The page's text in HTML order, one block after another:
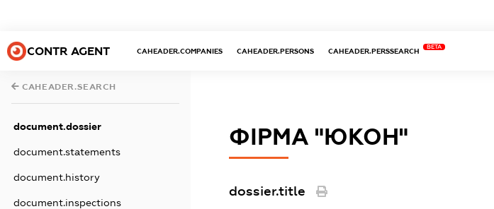
CONTR AGENT CAHEADER.COMPANIES CAHEADER.PERSONS CAHEADER.PERSSEARCH
BETA
CAHEADER.SEARCH
document.dossier
document.statements
document.history
document.inspections
ФІРМА "ЮКОН"
dossier.title